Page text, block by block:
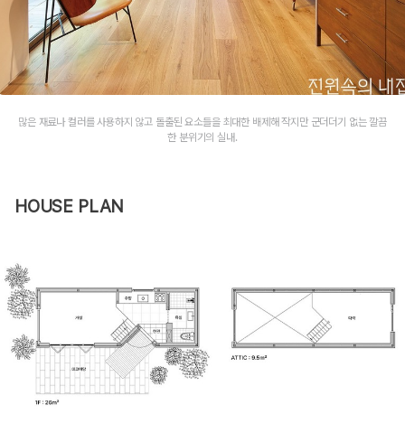
많은 재료나 컬러를 사용하지 않고 돌출된 요소들을 최대한 배제해 작지만 군더더기 없는 깔끔
한 분위기의 실내.
HOUSE PLAN